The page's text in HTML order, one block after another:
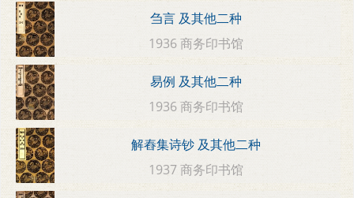
刍言 及其他二种
1936 商务印书馆
易例 及其他二种
1936 商务印书馆
解舂集诗钞 及其他二种
1937 商务印书馆